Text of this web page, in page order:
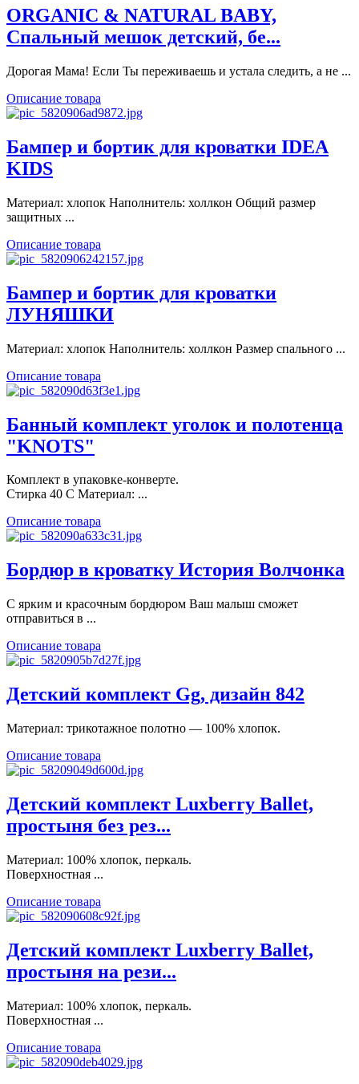
ORGANIC & NATURAL BABY,
Спальный мешок детский, бе...
Дорогая Мама! Если Ты переживаешь и устала следить, а не ...
Описание товара
Бампер и бортик для кроватки IDEA
KIDS
Материал: хлопок Наполнитель: холлкон Общий размер
защитных ...
Описание товара
Бампер и бортик для кроватки
ЛУНЯШКИ
Материал: хлопок Наполнитель: холлкон Размер спального ...
Описание товара
Банный комплект уголок и полотенца
"KNOTS"
Комплект в упаковке-конверте.
Стирка 40 С Материал: ...
Описание товара
Бордюр в кроватку История Волчонка
С ярким и красочным бордюром Ваш малыш сможет
отправиться в ...
Описание товара
Детский комплект Gg, дизайн 842
Материал: трикотажное полотно — 100% хлопок.
Описание товара
Детский комплект Luxberry Ballet,
простыня без рез...
Материал: 100% хлопок, перкаль.
Поверхностная ...
Описание товара
Детский комплект Luxberry Ballet,
простыня на рези...
Материал: 100% хлопок, перкаль.
Поверхностная ...
Описание товара